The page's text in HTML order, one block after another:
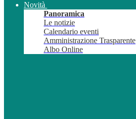
Novità
Panoramica
Le notizie
Calendario eventi
Amministrazione Trasparente
Albo Online